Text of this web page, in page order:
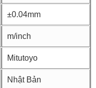
±0.04mm
m/inch
Mitutoyo
Nhật Bản